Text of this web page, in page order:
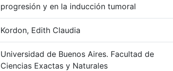
progresión y en la inducción tumoral
Kordon, Edith Claudia
Universidad de Buenos Aires. Facultad de
Ciencias Exactas y Naturales